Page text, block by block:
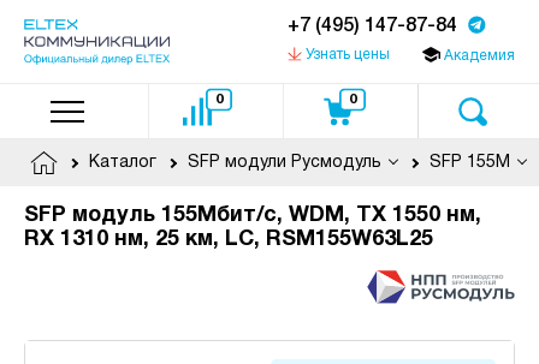
+7 (495) 147-87-84
Узнать цены Академия
0 0
Каталог SFP модули Русмодуль SFP 155M
SFP модуль 155Мбит/с, WDM, TX 1550 нм,
RX 1310 нм, 25 км, LC, RSM155W63L25